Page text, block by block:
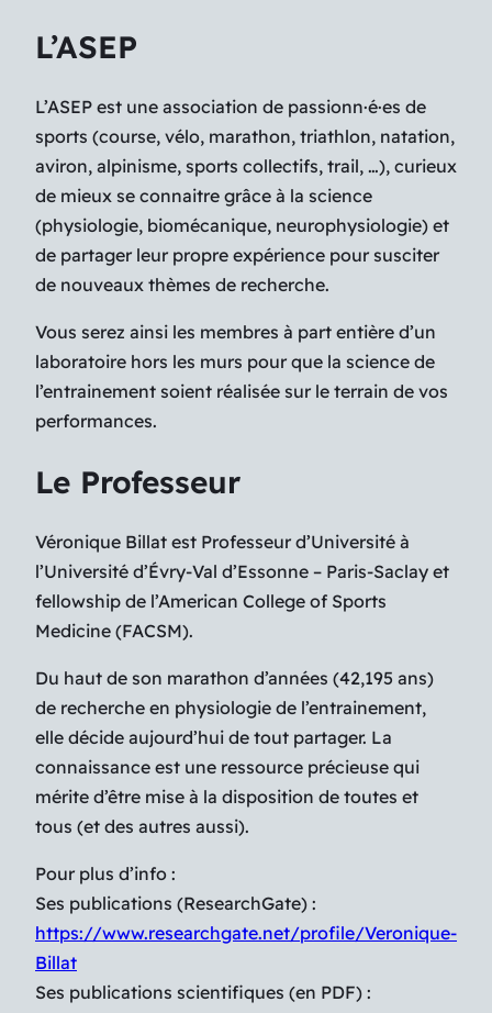
L’ASEP
L’ASEP est une association de passionn·é·es de
sports (course, vélo, marathon, triathlon, natation,
aviron, alpinisme, sports collectifs, trail, …), curieux
de mieux se connaitre grâce à la science
(physiologie, biomécanique, neurophysiologie) et
de partager leur propre expérience pour susciter
de nouveaux thèmes de recherche.
Vous serez ainsi les membres à part entière d’un
laboratoire hors les murs pour que la science de
l’entrainement soient réalisée sur le terrain de vos
performances.
Le Professeur
Véronique Billat est Professeur d’Université à
l’Université d’Évry-Val d’Essonne – Paris-Saclay et
fellowship de l’American College of Sports
Medicine (FACSM).
Du haut de son marathon d’années (42,195 ans)
de recherche en physiologie de l’entrainement,
elle décide aujourd’hui de tout partager. La
connaissance est une ressource précieuse qui
mérite d’être mise à la disposition de toutes et
tous (et des autres aussi).
Pour plus d’info :
Ses publications (ResearchGate) :
https://www.researchgate.net/profile/Veronique-
Billat
Ses publications scientifiques (en PDF) :